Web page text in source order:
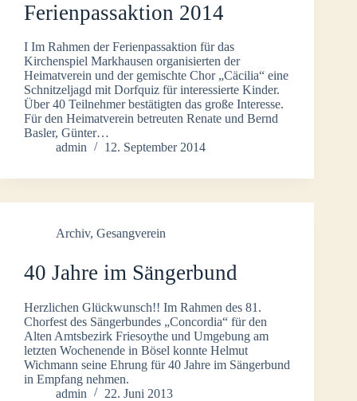
Ferienpassaktion 2014
I Im Rahmen der Ferienpassaktion für das
Kirchenspiel Markhausen organisierten der
Heimatverein und der gemischte Chor „Cäcilia“ eine
Schnitzeljagd mit Dorfquiz für interessierte Kinder.
Über 40 Teilnehmer bestätigten das große Interesse.
Für den Heimatverein betreuten Renate und Bernd
Basler, Günter…
admin
12. September 2014
Archiv, Gesangverein
40 Jahre im Sängerbund
Herzlichen Glückwunsch!! Im Rahmen des 81.
Chorfest des Sängerbundes „Concordia“ für den
Alten Amtsbezirk Friesoythe und Umgebung am
letzten Wochenende in Bösel konnte Helmut
Wichmann seine Ehrung für 40 Jahre im Sängerbund
in Empfang nehmen.
admin
22. Juni 2013